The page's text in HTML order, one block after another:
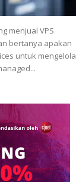
menjual VPS
bertanya apakan
untuk mengelola